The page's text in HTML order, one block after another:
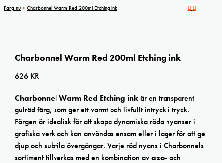
Farg.nu > Charbonnel Warm Red 200ml Etching ink
Charbonnel Warm Red 200ml Etching ink
626 KR
Charbonnel Warm Red Etching inkär en transparent
gulröd färg, som ger ett varmt och livfullt intryck i tryck.
Färgen är idealisk för att skapa dynamiska röda nyanser i
grafiska verk och kan användas ensam eller i lager för att ge
djup och subtila övergångar. Varje röd nyans i Charbonnels
sortiment tillverkas med en kombination avazo- och